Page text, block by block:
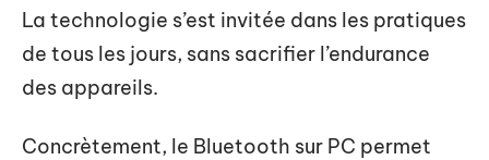
La technologie s’est invitée dans les pratiques
de tous les jours, sans sacrifier l’endurance
des appareils.
Concrètement, le Bluetooth sur PC permet